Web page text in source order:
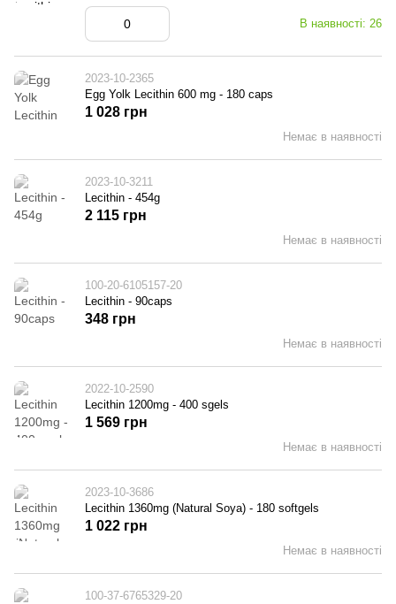
В наявності: 26
2023-10-2365
Egg Yolk Lecithin 600 mg - 180 caps
Немає в наявності
1 028 грн
2023-10-3211
Lecithin - 454g
Немає в наявності
2 115 грн
100-20-6105157-20
Lecithin - 90caps
Немає в наявності
348 грн
2022-10-2590
Lecithin 1200mg - 400 sgels
Немає в наявності
1 569 грн
2023-10-3686
Lecithin 1360mg (Natural Soya) - 180 softgels
Немає в наявності
1 022 грн
100-37-6765329-20